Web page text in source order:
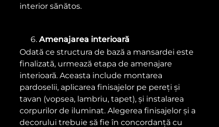
interior sănătos.
Amenajarea interioară
Odată ce structura de bază a mansardei este
finalizată, urmează etapa de amenajare
interioară. Aceasta include montarea
pardoselii, aplicarea finisajelor pe pereți și
tavan (vopsea, lambriu, tapet), și instalarea
corpurilor de iluminat. Alegerea finisajelor și a
decorului trebuie să fie în concordanță cu